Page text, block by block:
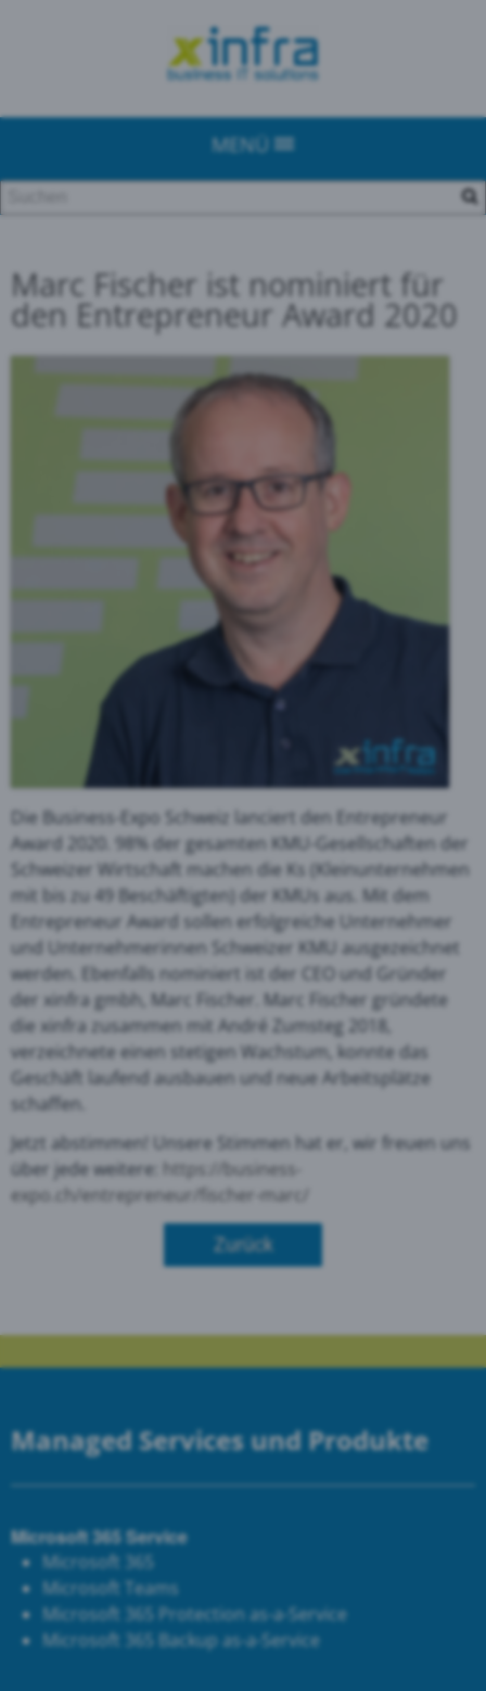
MENÜ
Marc Fischer ist nominiert für
den Entrepreneur Award 2020
Die Business-Expo Schweiz lanciert den Entrepreneur
Award 2020. 98% der gesamten KMU-Gesellschaften der
Schweizer Wirtschaft machen die Ks (Kleinunternehmen
mit bis zu 49 Beschäftigten) der KMUs aus. Mit dem
Entrepreneur Award sollen erfolgreiche Unternehmer
und Unternehmerinnen Schweizer KMU ausgezeichnet
werden. Ebenfalls nominiert ist der CEO und Gründer
der xinfra gmbh, Marc Fischer. Marc Fischer gründete
die xinfra zusammen mit André Zumsteg 2018,
verzeichnete einen stetigen Wachstum, konnte das
Geschäft laufend ausbauen und neue Arbeitsplätze
schaffen.
Jetzt abstimmen! Unsere Stimmen hat er, wir freuen uns
über jede weitere: https://business-
expo.ch/entrepreneur/fischer-marc/
Zurück
Managed Services und Produkte
Microsoft 365 Service
Microsoft 365
Microsoft Teams
Microsoft 365 Protection as-a-Service
Microsoft 365 Backup as-a-Service